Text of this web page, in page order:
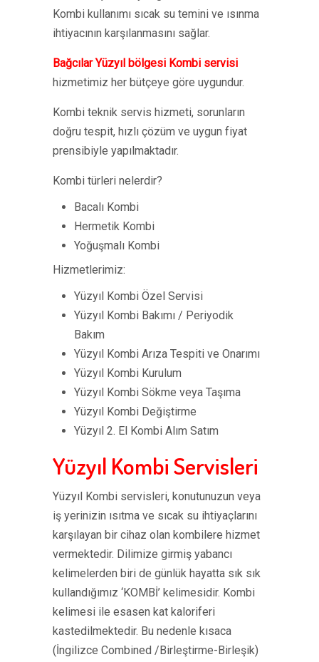
Kombi kullanımı sıcak su temini ve ısınma
ihtiyacının karşılanmasını sağlar.
Bağcılar Yüzyıl bölgesi Kombi servisi
hizmetimiz her bütçeye göre uygundur.
Kombi teknik servis hizmeti, sorunların
doğru tespit, hızlı çözüm ve uygun fiyat
prensibiyle yapılmaktadır.
Kombi türleri nelerdir?
Bacalı Kombi
Hermetik Kombi
Yoğuşmalı Kombi
Hizmetlerimiz:
Yüzyıl Kombi Özel Servisi
Yüzyıl Kombi Bakımı / Periyodik
Bakım
Yüzyıl Kombi Arıza Tespiti ve Onarımı
Yüzyıl Kombi Kurulum
Yüzyıl Kombi Sökme veya Taşıma
Yüzyıl Kombi Değiştirme
Yüzyıl 2. El Kombi Alım Satım
Yüzyıl Kombi Servisleri
Yüzyıl Kombi servisleri, konutunuzun veya
iş yerinizin ısıtma ve sıcak su ihtiyaçlarını
karşılayan bir cihaz olan kombilere hizmet
vermektedir. Dilimize girmiş yabancı
kelimelerden biri de günlük hayatta sık sık
kullandığımız ‘KOMBİ’ kelimesidir. Kombi
kelimesi ile esasen kat kaloriferi
kastedilmektedir. Bu nedenle kısaca
(İngilizce Combined /Birleştirme-Birleşik)